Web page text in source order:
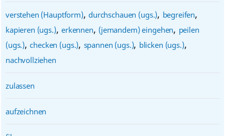
verstehen (Hauptform),durchschauen (ugs.), begreifen,
kapieren (ugs.), erkennen, (jemandem) eingehen, peilen
(ugs.),checken (ugs.), spannen (ugs.), blicken (ugs.),
nachvollziehen
zulassen
aufzeichnen